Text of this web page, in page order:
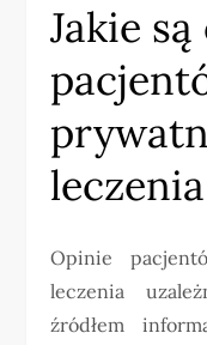
Jakie
Opinie
leczenia
źródłem